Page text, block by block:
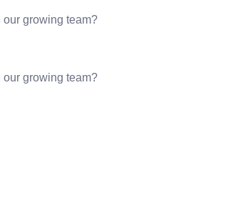
growing team?
growing team?